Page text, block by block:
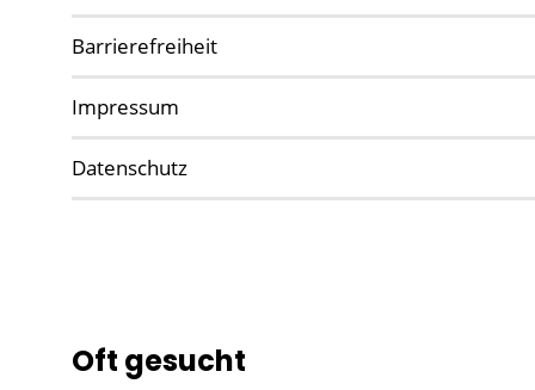
Barrierefreiheit
Impressum
Datenschutz
Oft gesucht